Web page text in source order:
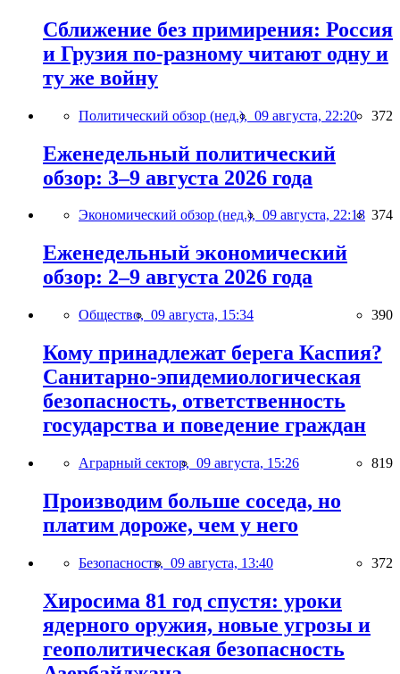
Сближение без примирения: Россия
и Грузия по-разному читают одну и
ту же войну
Политический обзор (нед.), 09 августа, 22:20 372
Еженедельный политический
обзор: 3–9 августа 2026 года
Экономический обзор (нед.), 09 августа, 22:18 374
Еженедельный экономический
обзор: 2–9 августа 2026 года
Общество, 09 августа, 15:34 390
Кому принадлежат берега Каспия?
Санитарно-эпидемиологическая
безопасность, ответственность
государства и поведение граждан
Аграрный сектор, 09 августа, 15:26 819
Производим больше соседа, но
платим дороже, чем у него
Безопасность, 09 августа, 13:40 372
Хиросима 81 год спустя: уроки
ядерного оружия, новые угрозы и
геополитическая безопасность